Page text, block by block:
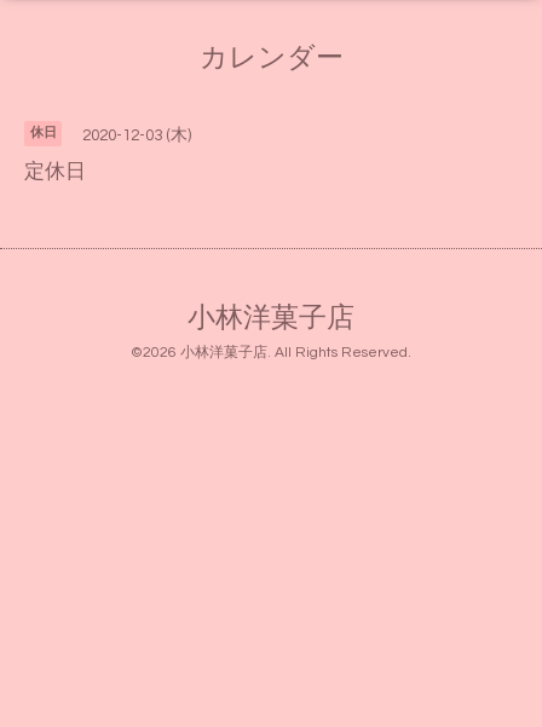
カレンダー
休日 2020-12-03 (木)
定休日
小林洋菓子店
©2026 小林洋菓子店. All Rights Reserved.